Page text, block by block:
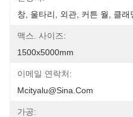
창, 울타리, 외관, 커튼 월, 클래
맥스. 사이즈:
1500x5000mm
이메일 연락처:
Mcityalu@sina.com
가공: